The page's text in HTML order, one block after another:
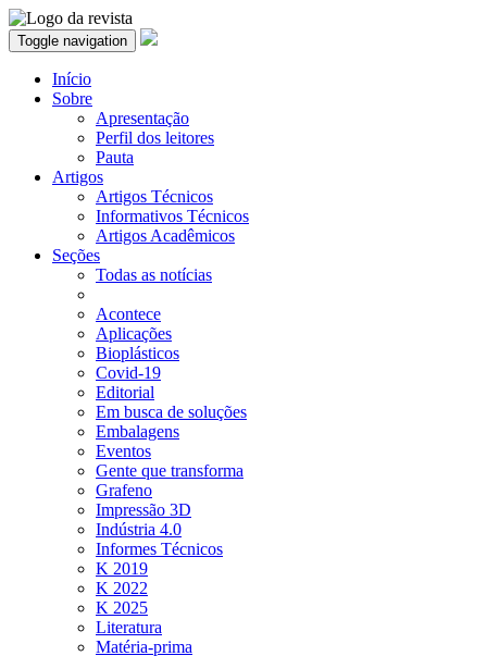
Toggle navigation
Início
Sobre
Apresentação
Perfil dos leitores
Pauta
Artigos
Artigos Técnicos
Informativos Técnicos
Artigos Acadêmicos
Seções
Todas as notícias
Acontece
Aplicações
Bioplásticos
Covid-19
Editorial
Em busca de soluções
Embalagens
Eventos
Gente que transforma
Grafeno
Impressão 3D
Indústria 4.0
Informes Técnicos
K 2019
K 2022
K 2025
Literatura
Matéria-prima